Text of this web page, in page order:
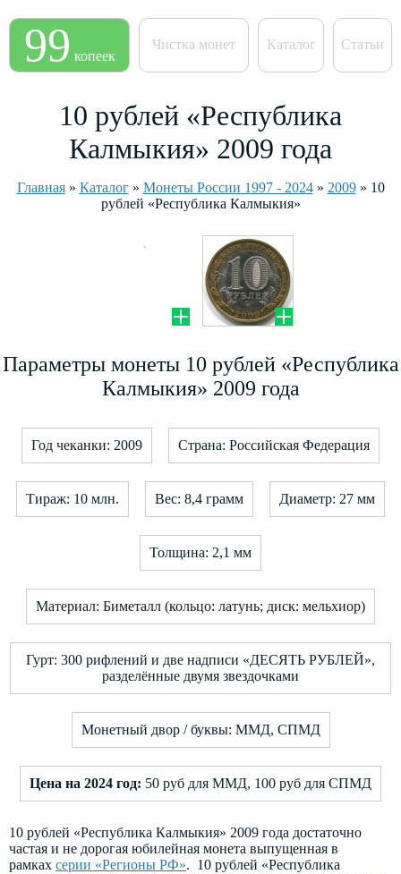
99 копеек
Чистка монет Каталог Статьи
10 рублей «Республика
Калмыкия» 2009 года
Главная» Каталог» Монеты России 1997 - 2024» 2009» 10
рублей «Республика Калмыкия»
Параметры монеты 10 рублей «Республика
Калмыкия» 2009 года
Год чеканки: 2009 Страна: Российская Федерация
Тираж: 10 млн. Вес: 8,4 грамм Диаметр: 27 мм
Толщина: 2,1 мм
Материал: Биметалл (кольцо: латунь; диск: мельхиор)
Гурт: 300 рифлений и две надписи «ДЕСЯТЬ РУБЛЕЙ»,
разделённые двумя звездочками
Монетный двор / буквы: ММД, СПМД
Цена на 2024 год: 50 руб для ММД, 100 руб для СПМД
10 рублей «Республика Калмыкия» 2009 года достаточно
частая и не дорогая юбилейная монета выпущенная в
рамках серии «Регионы РФ». 10 рублей «Республика